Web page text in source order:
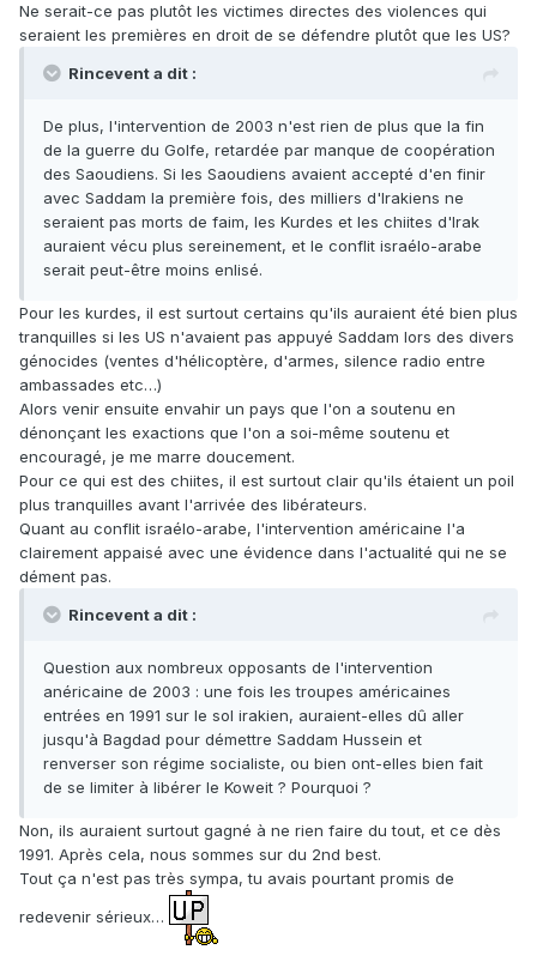
Ne serait-ce pas plutôt les victimes directes des violences qui
seraient les premières en droit de se défendre plutôt que les US?
Rincevent a dit :
De plus, l'intervention de 2003 n'est rien de plus que la fin
de la guerre du Golfe, retardée par manque de coopération
des Saoudiens. Si les Saoudiens avaient accepté d'en finir
avec Saddam la première fois, des milliers d'Irakiens ne
seraient pas morts de faim, les Kurdes et les chiites d'Irak
auraient vécu plus sereinement, et le conflit israélo-arabe
serait peut-être moins enlisé.
Pour les kurdes, il est surtout certains qu'ils auraient été bien plus
tranquilles si les US n'avaient pas appuyé Saddam lors des divers
génocides (ventes d'hélicoptère, d'armes, silence radio entre
ambassades etc…)
Alors venir ensuite envahir un pays que l'on a soutenu en
dénonçant les exactions que l'on a soi-même soutenu et
encouragé, je me marre doucement.
Pour ce qui est des chiites, il est surtout clair qu'ils étaient un poil
plus tranquilles avant l'arrivée des libérateurs.
Quant au conflit israélo-arabe, l'intervention américaine l'a
clairement appaisé avec une évidence dans l'actualité qui ne se
dément pas.
Rincevent a dit :
Question aux nombreux opposants de l'intervention
anéricaine de 2003 : une fois les troupes américaines
entrées en 1991 sur le sol irakien, auraient-elles dû aller
jusqu'à Bagdad pour démettre Saddam Hussein et
renverser son régime socialiste, ou bien ont-elles bien fait
de se limiter à libérer le Koweit ? Pourquoi ?
Non, ils auraient surtout gagné à ne rien faire du tout, et ce dès
1991. Après cela, nous sommes sur du 2nd best.
Tout ça n'est pas très sympa, tu avais pourtant promis de
redevenir sérieux…